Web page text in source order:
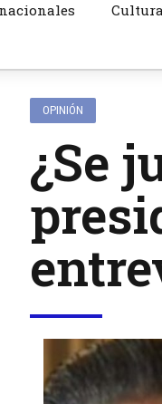
Cultura
OPINIÓN
¿Se